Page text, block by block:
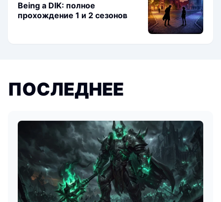
Being a DIK: полное
прохождение 1 и 2 сезонов
ПОСЛЕДНЕЕ